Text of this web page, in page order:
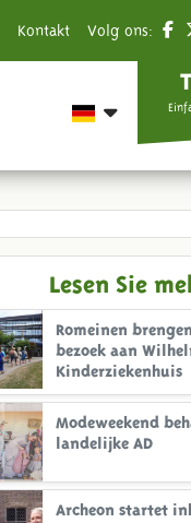
Kontakt Volg ons:
Lesen Sie
Romeinen
bezoek aan
Kinderziekenhuis
Modeweekend
landelijke AD
Archeon startet